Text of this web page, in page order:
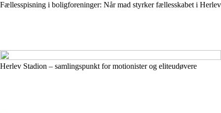
Fællesspisning i boligforeninger: Når mad styrker fællesskabet i Herlev
Herlev Stadion – samlingspunkt for motionister og eliteudøvere